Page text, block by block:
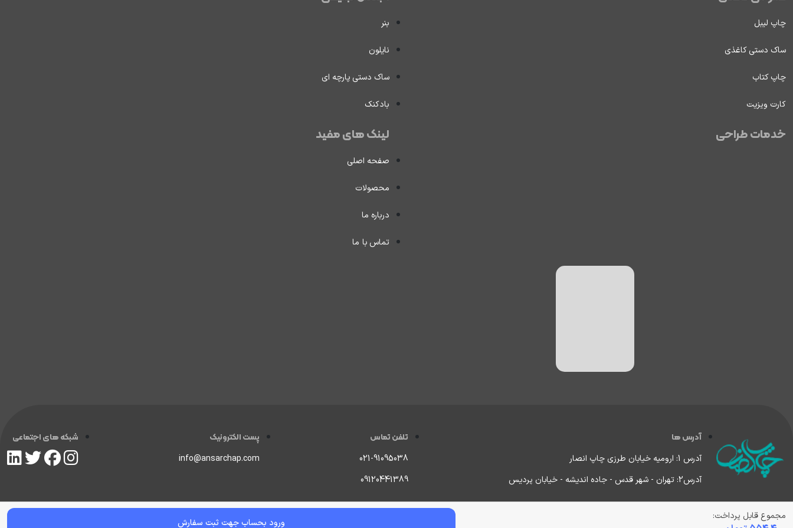
مجموع قابل پرداخت:
ورود بحساب جهت ثبت سفارش
چاپ لیبل
ساک دستی کاغذی
چاپ کتاب
کارت ویزیت
بنر
نایلون
ساک دستی پارچه ای
بادکنک
خدمات طراحی لینک های مفید
صفحه اصلی
محصولات
درباره ما
تماس با ما
آدرس ها
آدرس 1: ارومیه خیابان طرزی چاپ انصار
آدرس2: تهران - شهر قدس - جاده اندیشه - خیابان پردیس
تلفن تماس
021-91095038
09120441389
پست الکترونیک
info@ansarchap.com
شبکه های اجتماعی
تمامی حقوق سایت متعلق به چاپ انصار می باشد.